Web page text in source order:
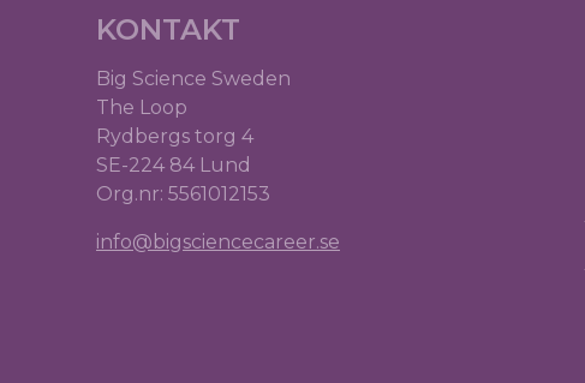
KONTAKT
Big Science Sweden
The Loop
Rydbergs torg 4
SE-224 84 Lund
Org.nr: 5561012153
info@bigsciencecareer.se